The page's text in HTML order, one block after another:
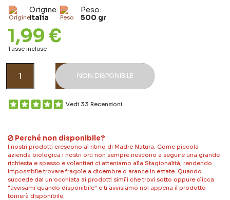
Origine:
Italia
Peso:
500 gr
1,99 €
Tasse incluse
NON DISPONIBILE
Vedi 33 Recensioni
Perché non disponibile?
I nostri prodotti crescono al ritmo di Madre Natura. Come piccola
azienda biologica i nostri orti non sempre riescono a seguire una grande
richiesta e spesso e volentieri ci atteniamo alla Stagionalità, rendendo
impossibile trovare fragole a dicembre o arance in estate. Quando
succede dai un'occhiata ai prodotti simili che trovi sotto oppure clicca
"avvisami quando disponibile" e ti avvisiamo noi appena il prodotto
tornerà disponibile.